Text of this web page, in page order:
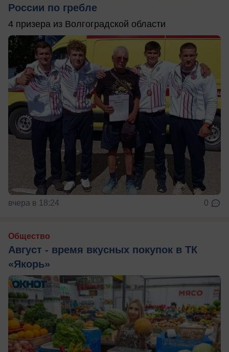
России по гребле
4 призера из Волгоградской области
вчера в 18:24 0
Общество
Август - время вкусных покупок в ТК
«Якорь»